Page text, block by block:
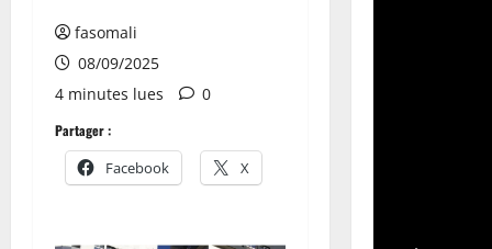
fasomali
08/09/2025
4 minutes lues
0
Partager :
Facebook X